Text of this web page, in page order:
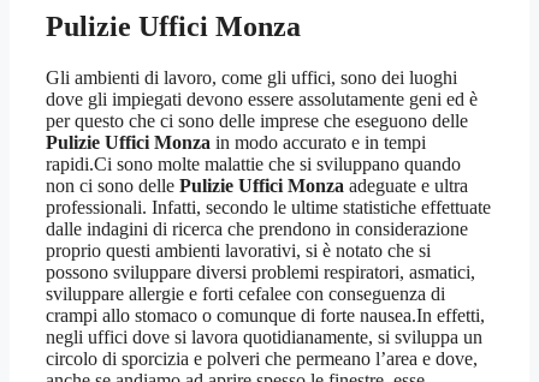
Pulizie Uffici Monza
Gli ambienti di lavoro, come gli uffici, sono dei luoghi
dove gli impiegati devono essere assolutamente geni ed è
per questo che ci sono delle imprese che eseguono delle
Pulizie Uffici Monza in modo accurato e in tempi
rapidi.Ci sono molte malattie che si sviluppano quando
non ci sono delle Pulizie Uffici Monza adeguate e ultra
professionali. Infatti, secondo le ultime statistiche effettuate
dalle indagini di ricerca che prendono in considerazione
proprio questi ambienti lavorativi, si è notato che si
possono sviluppare diversi problemi respiratori, asmatici,
sviluppare allergie e forti cefalee con conseguenza di
crampi allo stomaco o comunque di forte nausea.In effetti,
negli uffici dove si lavora quotidianamente, si sviluppa un
circolo di sporcizia e polveri che permeano l’area e dove,